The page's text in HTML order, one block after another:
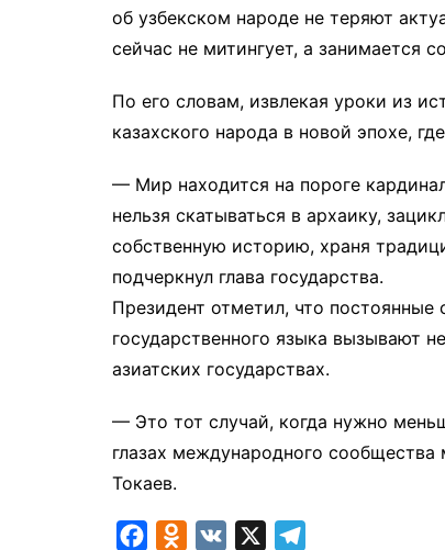
об узбекском народе не теряют
сейчас не митингует, а занимается
По его словам, извлекая уроки из
казахского народа в новой эпохе,
— Мир находится на пороге
нельзя скатываться в архаику,
собственную историю, храня
подчеркнул глава государства.
Президент отметил, что
государственного языка вызывают
азиатских государствах.
— Это тот случай, когда нужно
глазах международного
Токаев.